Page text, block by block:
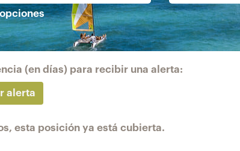
(en días) para recibir una alerta:
alerta
esta posición ya está cubierta.